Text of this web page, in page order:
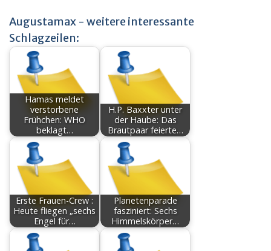
Augustamax - weitere interessante
Schlagzeilen:
Hamas meldet
verstorbene
Frühchen: WHO
beklagt…
H.P. Baxxter unter
der Haube: Das
Brautpaar feierte…
Erste Frauen-Crew :
Heute fliegen „sechs
Engel für…
Planetenparade
fasziniert: Sechs
Himmelskörper…